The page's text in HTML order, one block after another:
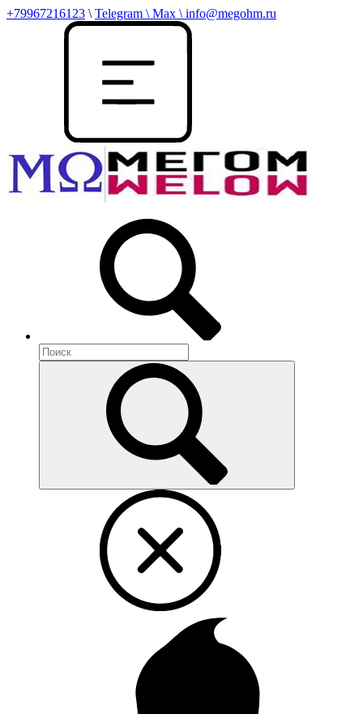
+79967216123 \ Telegram \ Max \ info@megohm.ru